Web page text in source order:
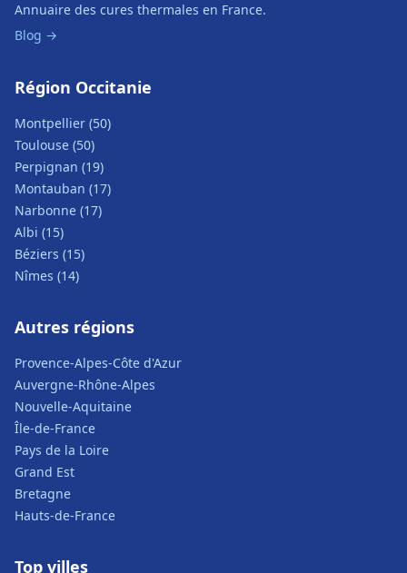
Annuaire des cures thermales en France.
Blog →
Région Occitanie
Montpellier (50)
Toulouse (50)
Perpignan (19)
Montauban (17)
Narbonne (17)
Albi (15)
Béziers (15)
Nîmes (14)
Autres régions
Provence-Alpes-Côte d'Azur
Auvergne-Rhône-Alpes
Nouvelle-Aquitaine
Île-de-France
Pays de la Loire
Grand Est
Bretagne
Hauts-de-France
Top villes